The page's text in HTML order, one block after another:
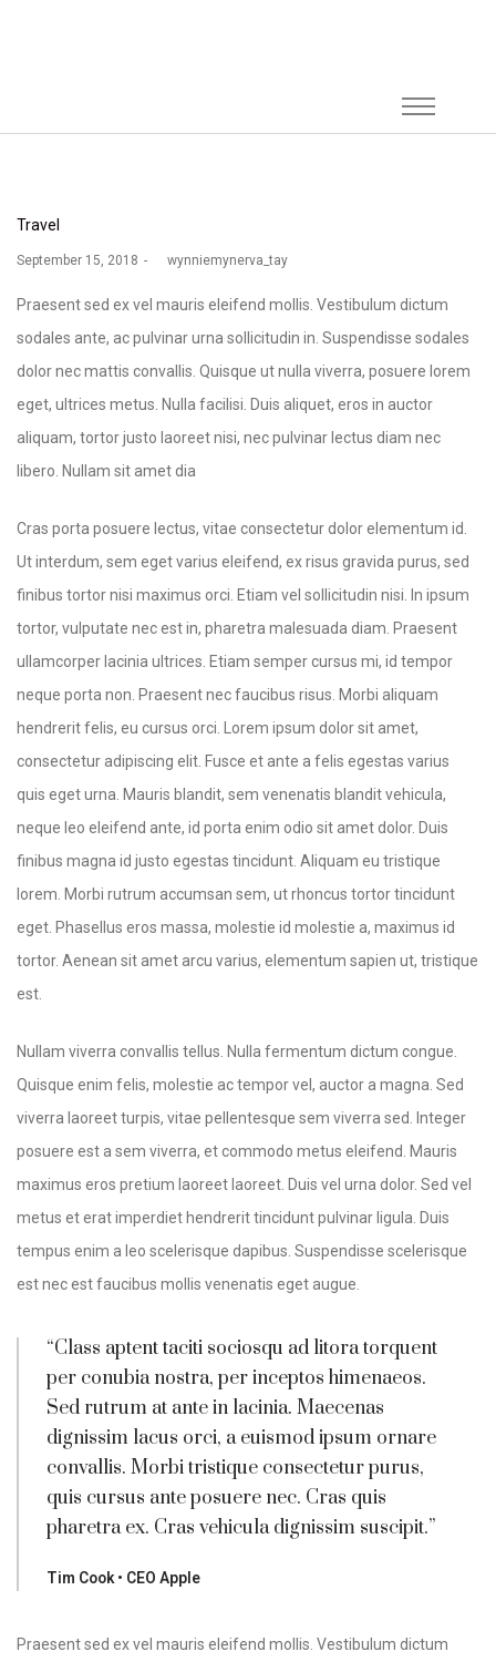
Travel
September 15, 2018 bywynniemynerva_tay
Praesent sed ex vel mauris eleifend mollis. Vestibulum dictum
sodales ante, ac pulvinar urna sollicitudin in. Suspendisse sodales
dolor nec mattis convallis. Quisque ut nulla viverra, posuere lorem
eget, ultrices metus. Nulla facilisi. Duis aliquet, eros in auctor
aliquam, tortor justo laoreet nisi, nec pulvinar lectus diam nec
libero. Nullam sit amet dia
Cras porta posuere lectus, vitae consectetur dolor elementum id.
Ut interdum, sem eget varius eleifend, ex risus gravida purus, sed
finibus tortor nisi maximus orci. Etiam vel sollicitudin nisi. In ipsum
tortor, vulputate nec est in, pharetra malesuada diam. Praesent
ullamcorper lacinia ultrices. Etiam semper cursus mi, id tempor
neque porta non. Praesent nec faucibus risus. Morbi aliquam
hendrerit felis, eu cursus orci. Lorem ipsum dolor sit amet,
consectetur adipiscing elit. Fusce et ante a felis egestas varius
quis eget urna. Mauris blandit, sem venenatis blandit vehicula,
neque leo eleifend ante, id porta enim odio sit amet dolor. Duis
finibus magna id justo egestas tincidunt. Aliquam eu tristique
lorem. Morbi rutrum accumsan sem, ut rhoncus tortor tincidunt
eget. Phasellus eros massa, molestie id molestie a, maximus id
tortor. Aenean sit amet arcu varius, elementum sapien ut, tristique
est.
Nullam viverra convallis tellus. Nulla fermentum dictum congue.
Quisque enim felis, molestie ac tempor vel, auctor a magna. Sed
viverra laoreet turpis, vitae pellentesque sem viverra sed. Integer
posuere est a sem viverra, et commodo metus eleifend. Mauris
maximus eros pretium laoreet laoreet. Duis vel urna dolor. Sed vel
metus et erat imperdiet hendrerit tincidunt pulvinar ligula. Duis
tempus enim a leo scelerisque dapibus. Suspendisse scelerisque
est nec est faucibus mollis venenatis eget augue.
“Class aptent taciti sociosqu ad litora torquent
per conubia nostra, per inceptos himenaeos.
Sed rutrum at ante in lacinia. Maecenas
dignissim lacus orci, a euismod ipsum ornare
convallis. Morbi tristique consectetur purus,
quis cursus ante posuere nec. Cras quis
pharetra ex. Cras vehicula dignissim suscipit.”
Tim Cook • CEO Apple
Praesent sed ex vel mauris eleifend mollis. Vestibulum dictum